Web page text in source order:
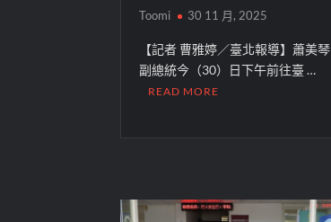
Toomi 30 11 月, 2025
【記者 曹雅婷／臺北報導】蕭美琴
副總統今（30）日下午前往臺 …
READ MORE